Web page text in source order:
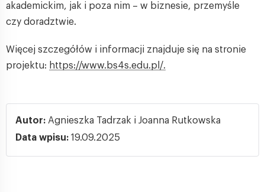
akademickim, jak i poza nim – w biznesie, przemyśle
czy doradztwie.
Więcej szczegółów i informacji znajduje się na stronie
projektu: https://www.bs4s.edu.pl/.
Autor: Agnieszka Tadrzak i Joanna Rutkowska
Data wpisu: 19.09.2025